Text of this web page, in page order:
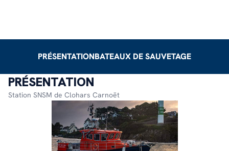
PRÉSENTATIONBATEAUX DE SAUVETAGE
PRÉSENTATION
Station SNSM de Clohars Carnoët